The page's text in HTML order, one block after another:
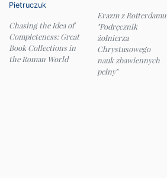
Pietruczuk
Chasing the Idea of
Completeness: Great
Book Collections in
the Roman World
Erazm z Rotterdamu
"Podręcznik
żołnierza
Chrystusowego
nauk zbawiennych
pełny"